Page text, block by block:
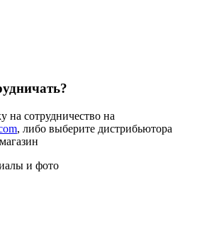
на сотрудничество на
, либо выберите дистрибьютора
и фото